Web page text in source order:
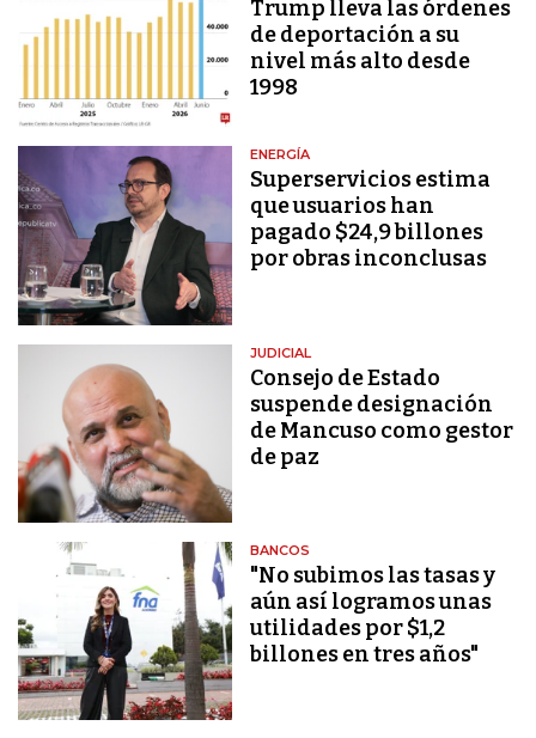
Trump lleva las órdenes
de deportación a su
nivel más alto desde
1998
ENERGÍA
Superservicios estima
que usuarios han
pagado $24,9 billones
por obras inconclusas
JUDICIAL
Consejo de Estado
suspende designación
de Mancuso como gestor
de paz
BANCOS
"No subimos las tasas y
aún así logramos unas
utilidades por $1,2
billones en tres años"